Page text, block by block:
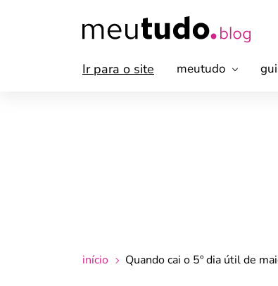
Ir para o site meutudo
início Quando cai o 5º dia útil de